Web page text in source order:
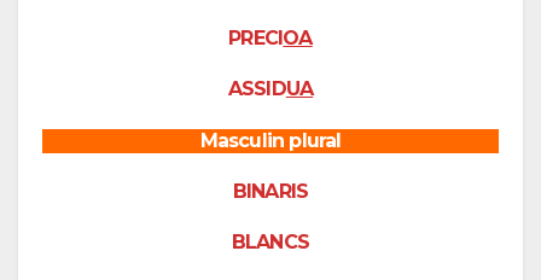
PRECIOA
ASSIDUA
Masculin plural
BINARIS
BLANCS